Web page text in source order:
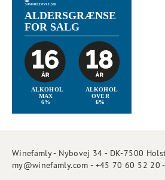
Winefamly - Nybovej 34 - DK-7500
my@winefamly.com - +45 70 60 52 20